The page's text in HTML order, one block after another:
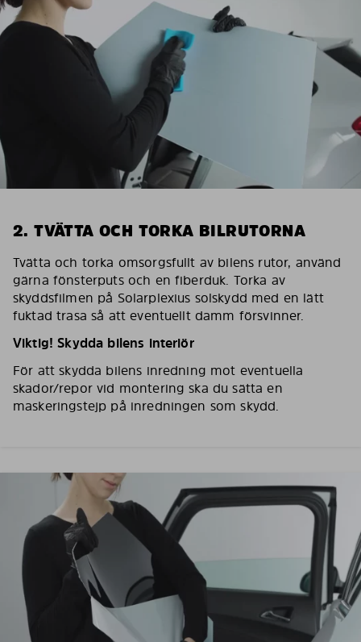
2. TVÄTTA OCH TORKA BILRUTORNA
Tvätta och torka omsorgsfullt av bilens rutor, använd
gärna fönsterputs och en fiberduk. Torka av
skyddsfilmen på Solarplexius solskydd med en lätt
fuktad trasa så att eventuellt damm försvinner.
Viktig! Skydda bilens interiör
För att skydda bilens inredning mot eventuella
skador/repor vid montering ska du sätta en
maskeringstejp på inredningen som skydd.